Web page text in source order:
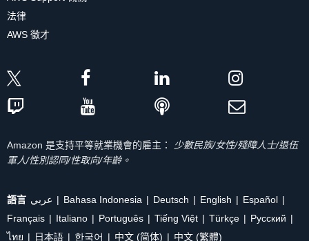
法律
AWS 徵才
Amazon 是支持平等就業機會的雇主：
少數民族/女性/殘障人士/退伍
軍人/性別認同/性取向/年齡。
語言 عربي Bahasa Indonesia Deutsch English
Español
Français
Italiano Português Tiếng Việt Türkçe
Ρусский
ไทย
日本語 한국어 中文 (简体) 中文 (繁體)